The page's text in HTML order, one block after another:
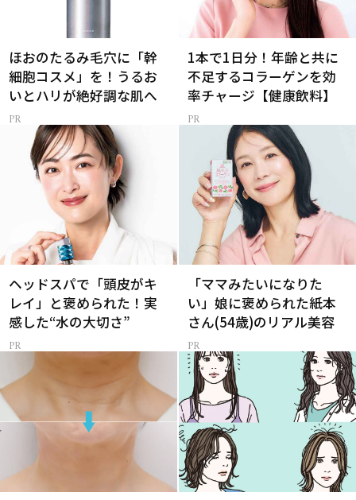
ほおのたるみ毛穴に「幹
細胞コスメ」を！うるお
いとハリが絶好調な肌へ
1本で1日分！年齢と共に
不足するコラーゲンを効
率チャージ【健康飲料】
ヘッドスパで「頭皮がキ
レイ」と褒められた！実
感した“水の大切さ”
「ママみたいになりた
い」娘に褒められた紙本
さん(54歳)のリアル美容